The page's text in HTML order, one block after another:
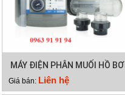
MÁY ĐIỆN PHÂN MUỐI HỒ BƠI
WATERCO HYDROCHLOR ST
2500
Giá bán: Liên hệ